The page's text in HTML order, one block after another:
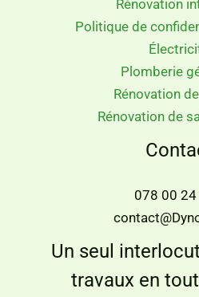
Rénovation
Politique de
Plomberie
Rénovation
Rénovation de
078 00 24
Un seul
travaux en